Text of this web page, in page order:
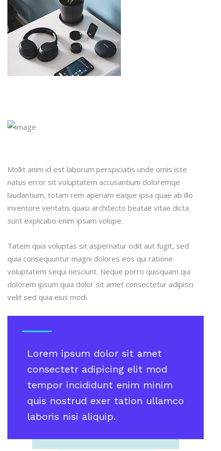
Mollit anim id est laborum perspiciatis unde omis iste
natus error sit voluptatem accusantium doloremqe
laudantium, totam rem aperiam eaque ipsa quae ab illo
inventore veritatis quasi architecto beatae vitae dicta
sunt explicabo enim ipsam volupe.
Tatem quia voluptas sit aspernatur odit aut fugit, sed
quia consequuntur magni dolores eos qui ratione
voluptatem sequi nesciunt. Neque porro quisquam qui
dolorem ipsum quia dolor sit amet consectetur adipisci
velit sed quia eius modi.
Lorem ipsum dolor sit amet
consectetr adipicing elit mod
tempor incididunt enim minim
quis nostrud exer tation ullamco
laboris nisi aliquip.